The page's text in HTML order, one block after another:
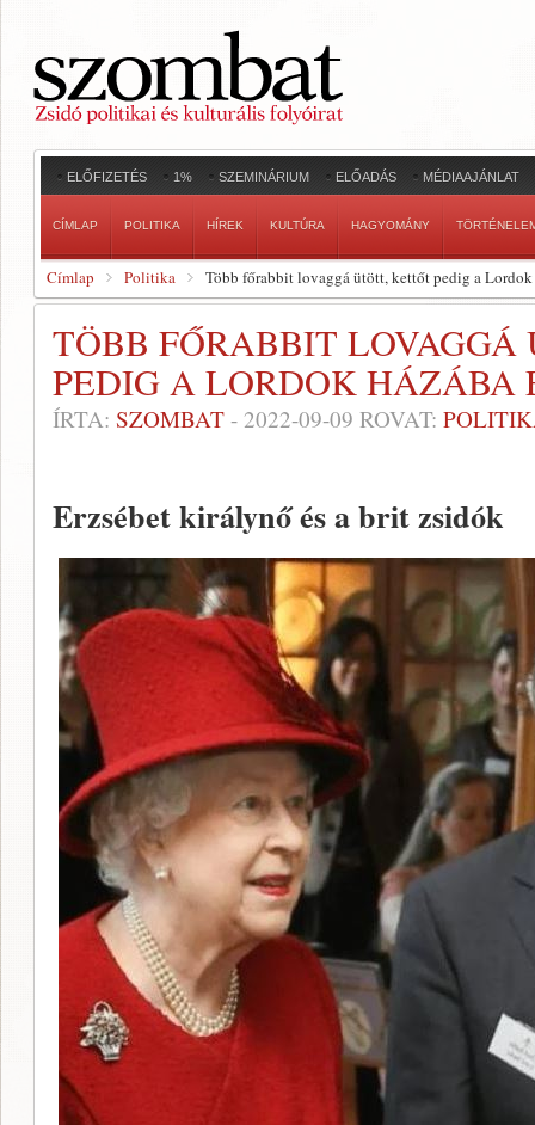
ELŐFIZETÉS 1% SZEMINÁRIUM ELŐADÁS MÉDIAAJÁNLAT
CÍMLAP POLITIKA HÍREK KULTÚRA HAGYOMÁNY
Címlap Politika Több főrabbit lovaggá ütött, kettőt pedig a Lordok
TÖBB FŐRABBIT
PEDIG A LORDOK HÁZÁBA
ÍRTA: SZOMBAT - 2022-09-09 ROVAT:
Erzsébet királynő és a brit zsidók